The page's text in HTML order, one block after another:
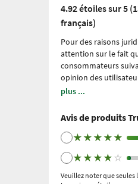
4.92 étoiles sur 5
français)
Pour des raisons
attention sur le fait
consommateurs
́opinion des
sont redigés sans la
font aucunement l
Veuillez noter : il
et individuelles, qui
en tant que
depuis 2021 pour la
plus ...
Avis de produits
★ ★ ★ ★ ★
★ ★ ★ ★ ☆
Veuillez noter que seules